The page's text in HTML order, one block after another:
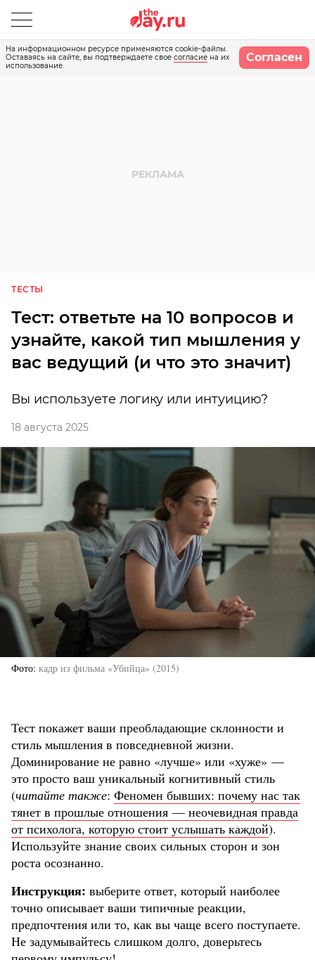
На информационном ресурсе применяются cookie-файлы.
Оставаясь на сайте, вы подтверждаете свое согласие на их
использование.
Согласен
ТЕСТЫ
Тест: ответьте на 10 вопросов и
узнайте, какой тип мышления у
вас ведущий (и что это значит)
Вы используете логику или интуицию?
18 августа 2025
Фото кадр из фильма «Убийца» (2015)
Тест покажет ваши преобладающие склонности и
стиль мышления в повседневной жизни.
Доминирование не равно «лучше» или «хуже» —
это просто ваш уникальный когнитивный стиль
(читайте также: Феномен бывших: почему нас так
тянет в прошлые отношения — неочевидная правда
от психолога, которую стоит услышать каждой).
Используйте знание своих сильных сторон и зон
роста осознанно.
Инструкция: выберите ответ, который наиболее
точно описывает ваши типичные реакции,
предпочтения или то, как вы чаще всего поступаете.
Не задумывайтесь слишком долго, доверьтесь